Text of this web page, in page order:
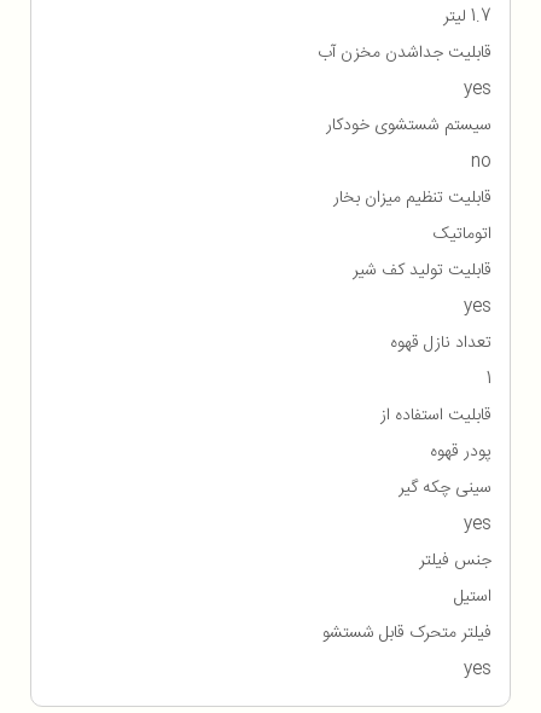
1.7 لیتر
قابلیت جداشدن مخزن آب
yes
سیستم شستشوی خودکار
no
قابلیت تنظیم میزان بخار
اتوماتیک
قابلیت تولید کف شیر
yes
تعداد نازل قهوه
1
قابلیت استفاده از
پودر قهوه
سینی چکه گیر
yes
جنس فیلتر
استیل
فیلتر متحرک قابل شستشو
yes